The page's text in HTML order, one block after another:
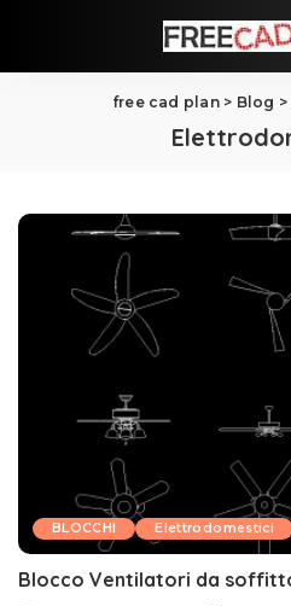
free cad plan> Blog >
BLOCCHI Elettrodomestici
Blocco Ventilatori da soffitto